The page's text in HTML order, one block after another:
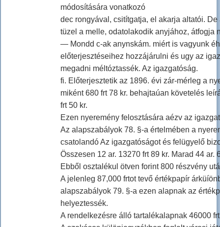
módosítására vonatkozó
dec rongyával, csitítgatja, el akarja altatói.
tüzel a melle, odatolakodik anyjához, átfogja
— Mondd c-ak anynskám. miért is vagyunk
előterjesztéseihez hozzájárulni és ugy az
megadni méltóztassék. Az igazgatóság.
fi. Előterjesztetik az 1896. évi zár-mérleg a
miként 680 frt 78 kr. behajtaúan követelés
frt 50 kr.
Ezen nyeremény felosztására aézv az
Az alapszabályok 78. §-a értelmében a
csatolandó Az igazgatóságot és felügyelő
Összesen 12 ar. 13270 frt 89 kr. Marad 44 ar.
Ebből osztalékul ötven forint 800 részvény
A jelenleg 87,000 frtot tevő értékpapír
alapszabályok 79. §-a ezen alapnak az
helyeztessék.
A rendelkezésre álló tartalékalapnak 46000